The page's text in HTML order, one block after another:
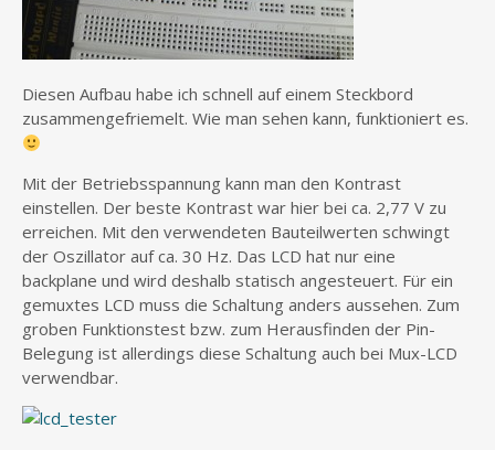
Diesen Aufbau habe ich schnell auf einem Steckbord
zusammengefriemelt. Wie man sehen kann, funktioniert es.
Mit der Betriebsspannung kann man den Kontrast
einstellen. Der beste Kontrast war hier bei ca. 2,77 V zu
erreichen. Mit den verwendeten Bauteilwerten schwingt
der Oszillator auf ca. 30 Hz. Das LCD hat nur eine
backplane und wird deshalb statisch angesteuert. Für ein
gemuxtes LCD muss die Schaltung anders aussehen. Zum
groben Funktionstest bzw. zum Herausfinden der Pin-
Belegung ist allerdings diese Schaltung auch bei Mux-LCD
verwendbar.